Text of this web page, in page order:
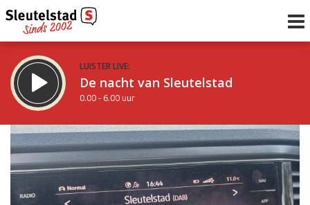
LUISTER LIVE:
De nacht van Sleutelstad
0.00 - 6.00 uur
STRAKS:
De ochtend van Sleutelstad
6.00 - 12.00 uur
Vorig uur
uur 1 van 0 Volgend uur